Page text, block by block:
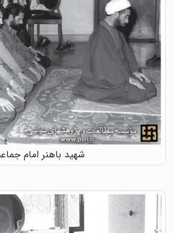
شهید باهنر امام جماعت